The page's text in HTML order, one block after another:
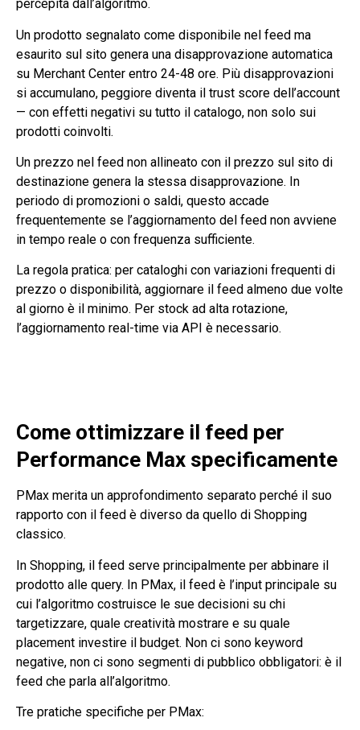
percepita dall’algoritmo.
Un prodotto segnalato come disponibile nel feed ma
esaurito sul sito genera una disapprovazione automatica
su Merchant Center entro 24-48 ore. Più disapprovazioni
si accumulano, peggiore diventa il trust score dell’account
— con effetti negativi su tutto il catalogo, non solo sui
prodotti coinvolti.
Un prezzo nel feed non allineato con il prezzo sul sito di
destinazione genera la stessa disapprovazione. In
periodo di promozioni o saldi, questo accade
frequentemente se l’aggiornamento del feed non avviene
in tempo reale o con frequenza sufficiente.
La regola pratica: per cataloghi con variazioni frequenti di
prezzo o disponibilità, aggiornare il feed almeno due volte
al giorno è il minimo. Per stock ad alta rotazione,
l’aggiornamento real-time via API è necessario.
Come ottimizzare il feed per
Performance Max specificamente
PMax merita un approfondimento separato perché il suo
rapporto con il feed è diverso da quello di Shopping
classico.
In Shopping, il feed serve principalmente per abbinare il
prodotto alle query. In PMax, il feed è l’input principale su
cui l’algoritmo costruisce le sue decisioni su chi
targetizzare, quale creatività mostrare e su quale
placement investire il budget. Non ci sono keyword
negative, non ci sono segmenti di pubblico obbligatori: è il
feed che parla all’algoritmo.
Tre pratiche specifiche per PMax: